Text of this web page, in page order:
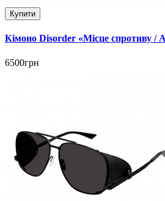
Купити
Кімоно Disorder «Місце спротиву /
6500грн